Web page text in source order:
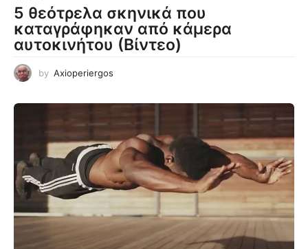
5 θεότρελα σκηνικά που
καταγράφηκαν από κάμερα
αυτοκινήτου (Βίντεο)
by Axioperiergos